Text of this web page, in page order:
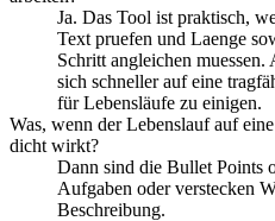
Ja. Das Tool ist praktisch,
Text pruefen und Laenge
Schritt angleichen
sich schneller auf eine
für Lebensläufe zu einigen.
Was, wenn der Lebenslauf auf
dicht wirkt?
Dann sind die Bullet Points
Aufgaben oder verstecken
Beschreibung.